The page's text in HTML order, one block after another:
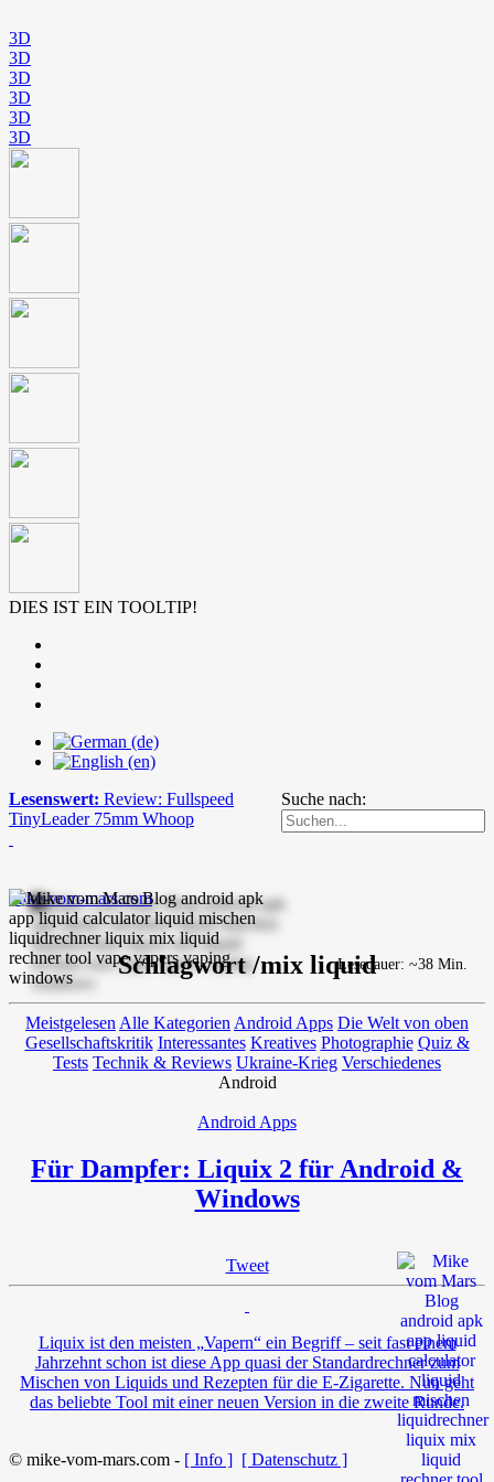
3D
3D
3D
3D
3D
3D
DIES IST EIN TOOLTIP!
Suche nach:
Lesenswert: Review: Fullspeed
TinyLeader 75mm Whoop
mike-vom-mars.com
Schlagwort /mix liquid
Meistgelesen Alle Kategorien Android Apps Die Welt von oben
Gesellschaftskritik Interessantes Kreatives Photographie Quiz &
Tests Technik & Reviews Ukraine-Krieg Verschiedenes
Android
Android Apps
Für Dampfer: Liquix 2 für Android &
Windows
Tweet
Lesedauer: ~38 Min.
Liquix ist den meisten „Vapern“ ein Begriff – seit fast einem
Jahrzehnt schon ist diese App quasi der Standardrechner zum
Mischen von Liquids und Rezepten für die E-Zigarette. Nun geht
das beliebte Tool mit einer neuen Version in die zweite Runde.
© mike-vom-mars.com - [ Info ] [ Datenschutz ]